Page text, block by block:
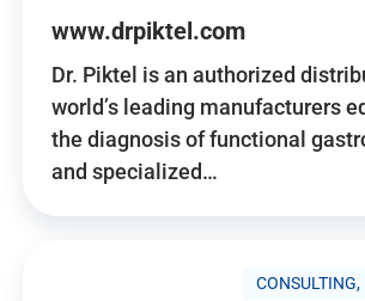
www.drpiktel.com
Dr. Piktel is an authorized
world’s leading manufacturers
the diagnosis of functional
and specialized…
CONSULTING,